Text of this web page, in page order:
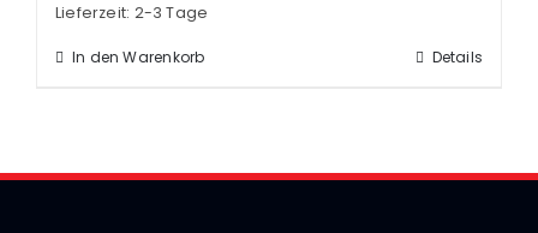
Lieferzeit: 2-3 Tage
In den Warenkorb Details